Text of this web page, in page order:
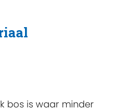
bos is waar minder